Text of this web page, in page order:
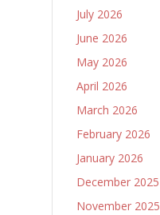
July 2026
June 2026
May 2026
April 2026
March 2026
February 2026
January 2026
December 2025
November 2025